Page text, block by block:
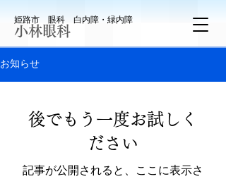
姫路市​ 眼科 白内障・緑内障
小林眼科
お知らせ
後でもう一度お試しく
ださい
記事が公開されると、ここに表示さ